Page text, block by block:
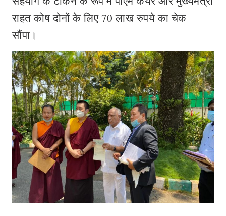
राहत कोष दोनों के लिए 70 लाख रुपये का चेक
सौंपा।